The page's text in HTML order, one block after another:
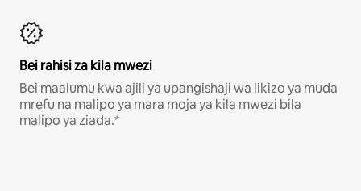
Bei rahisi za kila mwezi
Bei maalumu kwa ajili ya upangishaji wa likizo ya muda
mrefu na malipo ya mara moja ya kila mwezi bila
malipo ya ziada.*